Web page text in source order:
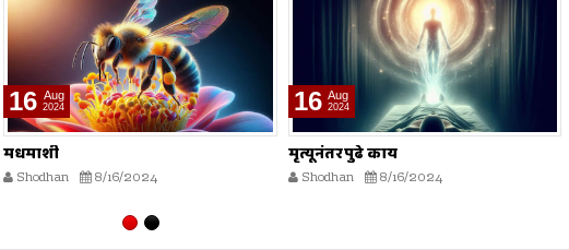
16 Aug
2024
मृत्यूनंतर पुढे काय
Shodhan 8/16/2024
16 Aug
2024
भारतीय स्वातंत्र्य लढ्यातील स्त्रियांचे
योगदान